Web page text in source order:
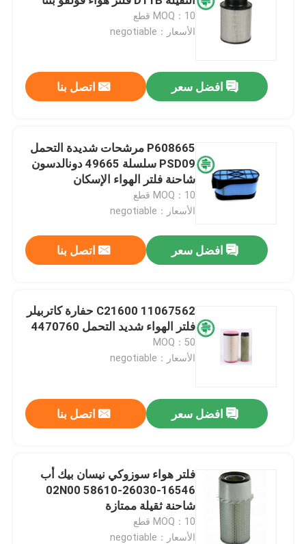
MOQ：10 قطع
الأسعار：negotiable
افضل سعر اتصل بنا
P608665 مرشحات شديدة التحمل
PSD09 سلسلة 49665 دونالدسون
شاحنة فلتر الهواء الإسكان
MOQ：10 قطع
الأسعار：negotiable
افضل سعر اتصل بنا
C21600 11067562 حفارة كاتربيلر
فلتر الهواء شديد التحمل 4470760
MOQ：50
الأسعار：negotiable
افضل سعر اتصل بنا
فلتر هواء سوزوكي نيسان بيك أب
16546-02N00 58610-26030
شاحنة ثقيلة ممتازة
MOQ：10 قطع
الأسعار：negotiable